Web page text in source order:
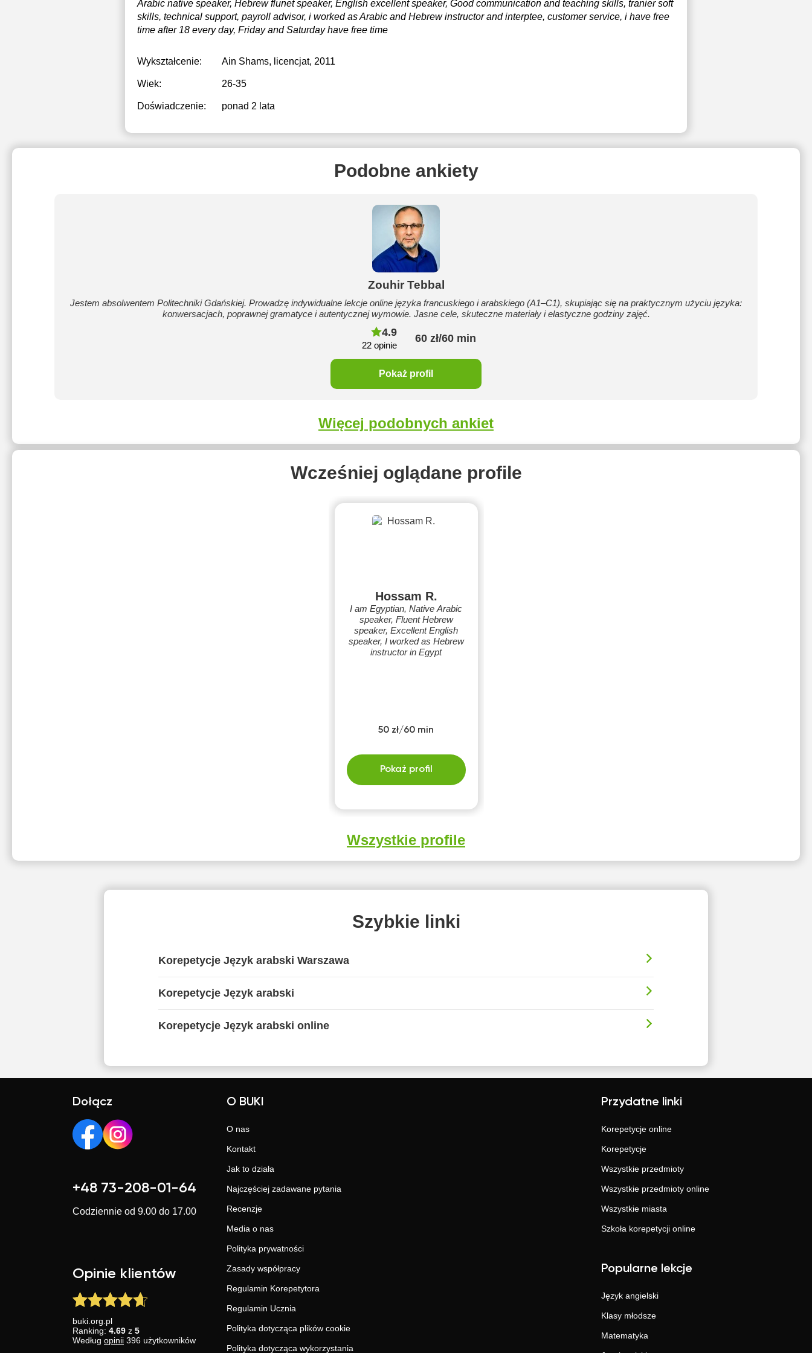
Arabic native speaker, Hebrew flunet speaker, English excellent speaker, Good communication and teaching skills, tranier soft
skills, technical support, payroll advisor, i worked as Arabic and Hebrew instructor and interptee, customer service, i have free
time after 18 every day, Friday and Saturday have free time
Wykształcenie: Ain Shams, licencjat, 2011
Wiek: 26-35
Doświadczenie: ponad 2 lata
Podobne ankiety
Zouhir Tebbal
Jestem absolwentem Politechniki Gdańskiej. Prowadzę indywidualne lekcje online języka francuskiego i arabskiego (A1–C1), skupiając się na praktycznym użyciu języka:
konwersacjach, poprawnej gramatyce i autentycznej wymowie. Jasne cele, skuteczne materiały i elastyczne godziny zajęć.
4.9
22 opinie
60 zł/60 min
Pokaż profil
Więcej podobnych ankiet
Wcześniej oglądane profile
Hossam R.
I am Egyptian, Native Arabic
speaker, Fluent Hebrew
speaker, Excellent English
speaker, I worked as Hebrew
instructor in Egypt
50 zł/60 min
Pokaż profil
Wszystkie profile
Szybkie linki
Korepetycje Język arabski Warszawa
Korepetycje Język arabski
Korepetycje Język arabski online
Dołącz
+48 73-208-01-64
Codziennie od 9.00 do 17.00
Opinie klientów
buki.org.pl
Ranking: 4.69 z 5
Według opinii 396 użytkowników
O BUKI
O nas
Kontakt
Jak to działa
Najczęściej zadawane pytania
Recenzje
Media o nas
Polityka prywatności
Zasady współpracy
Regulamin Korepetytora
Regulamin Ucznia
Polityka dotycząca plików cookie
Polityka dotycząca wykorzystania
Przydatne linki
Korepetycje online
Korepetycje
Wszystkie przedmioty
Wszystkie przedmioty online
Wszystkie miasta
Szkoła korepetycji online
Popularne lekcje
Język angielski
Klasy młodsze
Matematyka